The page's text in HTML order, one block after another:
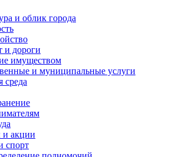
и облик города
и дороги
имуществом
и муниципальные услуги
среда
и акции
спорт